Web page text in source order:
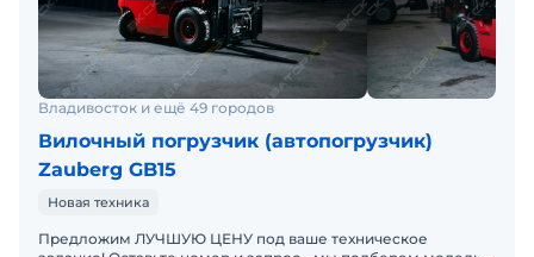
Владивосток и ещё 49 городов
Вилочный погрузчик (автопогрузчик)
Zauberg GB15
Новая техника
Предложим ЛУЧШУЮ ЦЕНУ под ваше техническое